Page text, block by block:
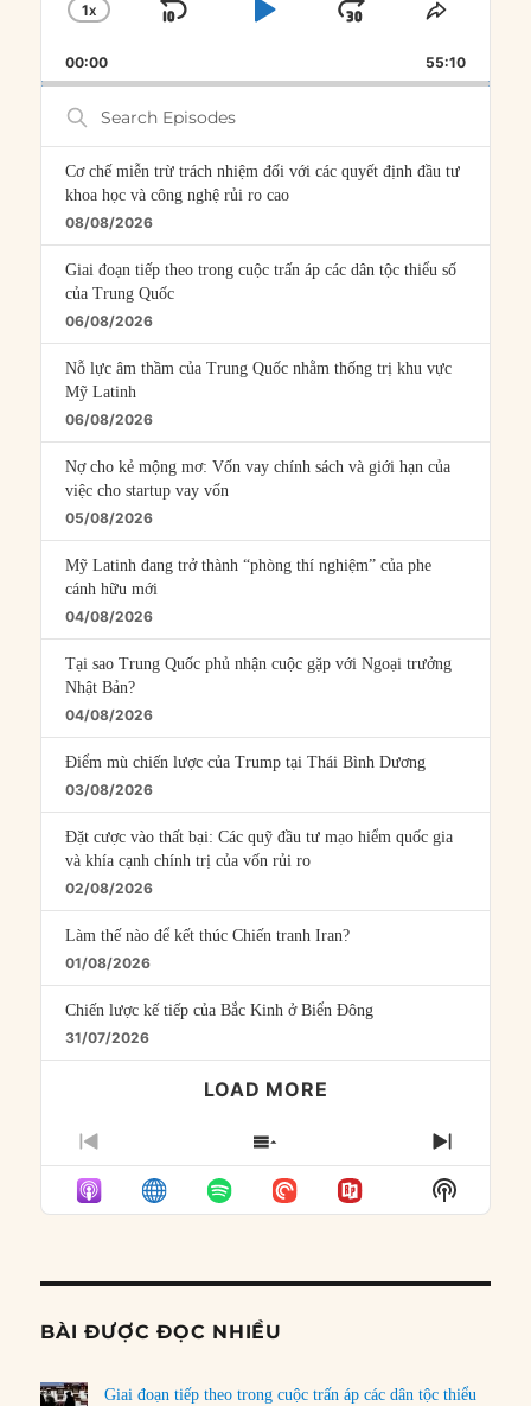
CHANGE
RATE
1X
SKIP
PLAYJUMP
FORWARD
SHARE
00:00 55:10
Search
Episodes
Cơ chế miễn trừ trách nhiệm đối với các quyết định đầu tư
khoa học và công nghệ rủi ro cao
08/08/2026
Giai đoạn tiếp theo trong cuộc trấn áp các dân tộc thiểu số
của Trung Quốc
06/08/2026
Nỗ lực âm thầm của Trung Quốc nhằm thống trị khu vực
Mỹ Latinh
06/08/2026
Nợ cho kẻ mộng mơ: Vốn vay chính sách và giới hạn của
việc cho startup vay vốn
05/08/2026
Mỹ Latinh đang trở thành “phòng thí nghiệm” của phe
cánh hữu mới
04/08/2026
Tại sao Trung Quốc phủ nhận cuộc gặp với Ngoại trưởng
Nhật Bản?
04/08/2026
Điểm mù chiến lược của Trump tại Thái Bình Dương
03/08/2026
Đặt cược vào thất bại: Các quỹ đầu tư mạo hiểm quốc gia
và khía cạnh chính trị của vốn rủi ro
02/08/2026
Làm thế nào để kết thúc Chiến tranh Iran?
01/08/2026
Chiến lược kế tiếp của Bắc Kinh ở Biển Đông
31/07/2026
LOAD MORE
PREVIOUS
EPISODE
SHOW
EPISODES
LIST
NEXT
Show
Podcast
BÀI ĐƯỢC ĐỌC NHIỀU
Giai đoạn tiếp theo trong cuộc trấn áp các dân tộc thiểu